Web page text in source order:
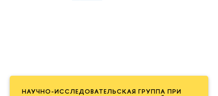
НАУЧНО-ИССЛЕДОВАТЕЛЬСКАЯ ГРУППА ПРИ